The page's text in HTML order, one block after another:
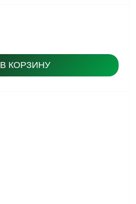
В КОРЗИНУ